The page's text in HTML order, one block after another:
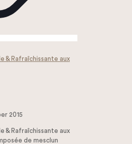
& Rafraîchissante aux
2015
& Rafraîchissante aux
de mesclun